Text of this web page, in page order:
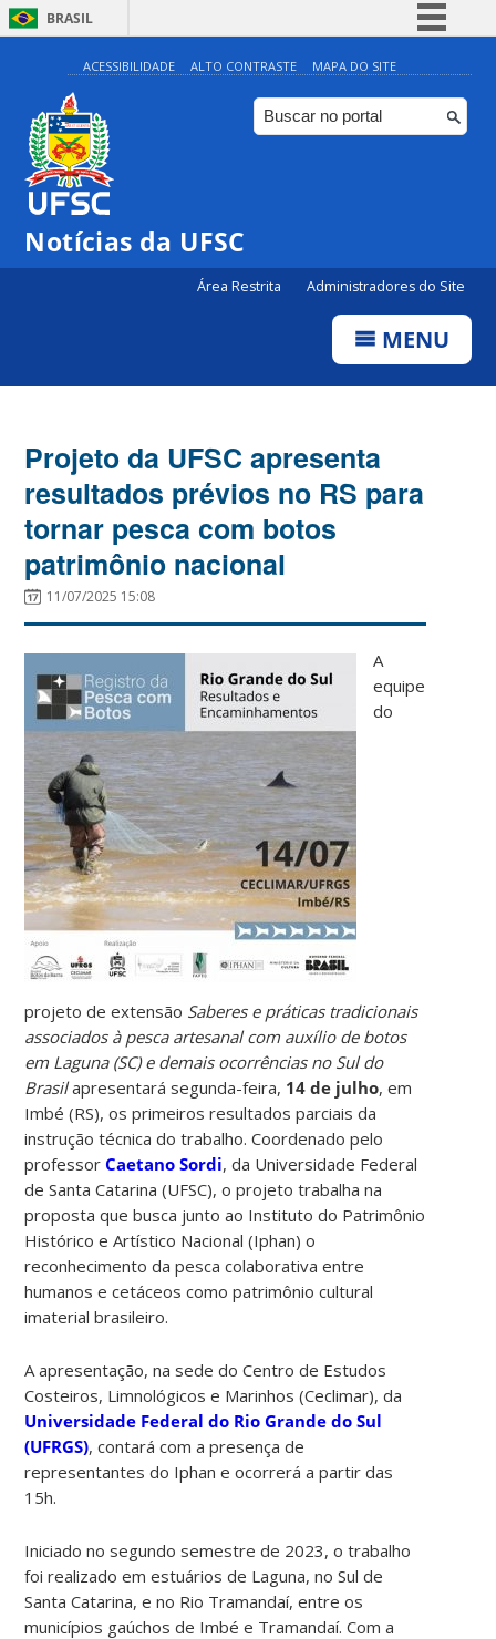
BRASIL
Simplifique!
Comunica BR
Participe
ACESSIBILIDADE ALTO CONTRASTE MAPA DO SITE
Notícias da UFSC
Área Restrita Administradores do Site
MENU
Projeto da UFSC apresenta
resultados prévios no RS para
tornar pesca com botos
patrimônio nacional
11/07/2025 15:08
A
equipe
do
projeto de extensão Saberes e práticas tradicionais
associados à pesca artesanal com auxílio de botos
em Laguna (SC) e demais ocorrências no Sul do
Brasilapresentará segunda-feira, 14 de julho, em
Imbé (RS), os primeiros resultados parciais da
instrução técnica do trabalho. Coordenado pelo
professorCaetano Sordi, da Universidade Federal
de Santa Catarina (UFSC), o projeto trabalha na
proposta que busca junto ao Instituto do Patrimônio
Histórico e Artístico Nacional (Iphan) o
reconhecimento da pesca colaborativa entre
humanos e cetáceos como patrimônio cultural
imaterial brasileiro.
A apresentação, na sede do Centro de Estudos
Costeiros, Limnológicos e Marinhos (Ceclimar), da
Universidade Federal do Rio Grande do Sul
(UFRGS), contará com a presença de
representantes do Iphan e ocorrerá a partir das
15h.
Iniciado no segundo semestre de 2023, o trabalho
foi realizado em estuários de Laguna, no Sul de
Santa Catarina, e no Rio Tramandaí, entre os
municípios gaúchos de Imbé e Tramandaí. Com a